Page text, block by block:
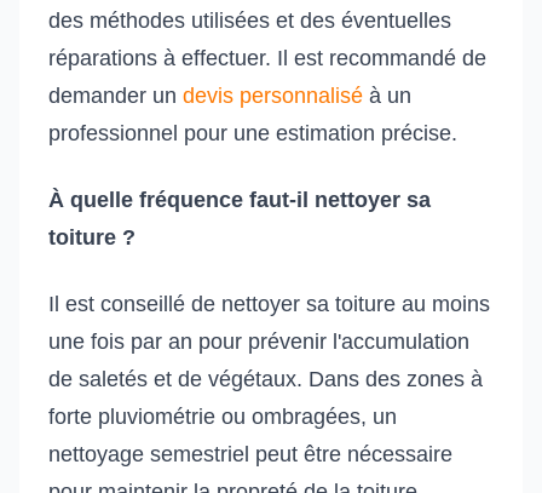
des méthodes utilisées et des éventuelles
réparations à effectuer. Il est recommandé de
demander un devis personnalisé à un
professionnel pour une estimation précise.
À quelle fréquence faut-il nettoyer sa
toiture ?
Il est conseillé de nettoyer sa toiture au moins
une fois par an pour prévenir l'accumulation
de saletés et de végétaux. Dans des zones à
forte pluviométrie ou ombragées, un
nettoyage semestriel peut être nécessaire